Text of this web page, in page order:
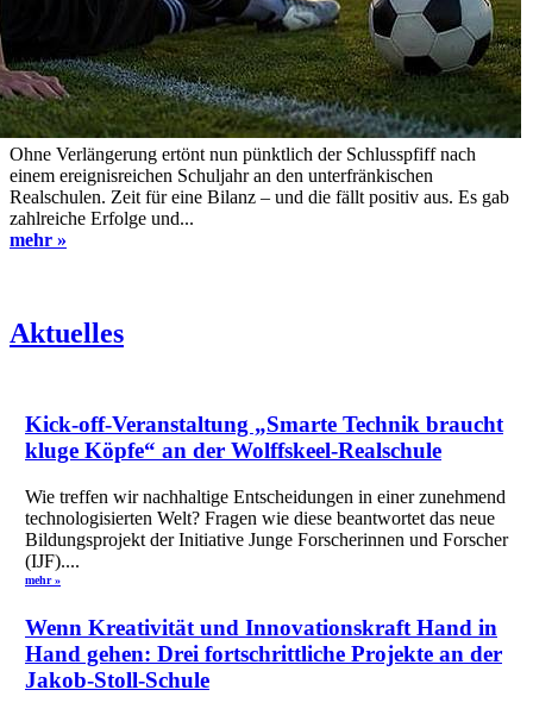
Ohne Verlängerung ertönt nun pünktlich der Schlusspfiff nach
einem ereignisreichen Schuljahr an den unterfränkischen
Realschulen. Zeit für eine Bilanz – und die fällt positiv aus. Es gab
zahlreiche Erfolge und...
mehr »
Aktuelles
Kick-off-Veranstaltung „Smarte Technik braucht
kluge Köpfe“ an der Wolffskeel-Realschule
Wie treffen wir nachhaltige Entscheidungen in einer zunehmend
technologisierten Welt? Fragen wie diese beantwortet das neue
Bildungsprojekt der Initiative Junge Forscherinnen und Forscher
(IJF)....
mehr »
Wenn Kreativität und Innovationskraft Hand in
Hand gehen: Drei fortschrittliche Projekte an der
Jakob-Stoll-Schule